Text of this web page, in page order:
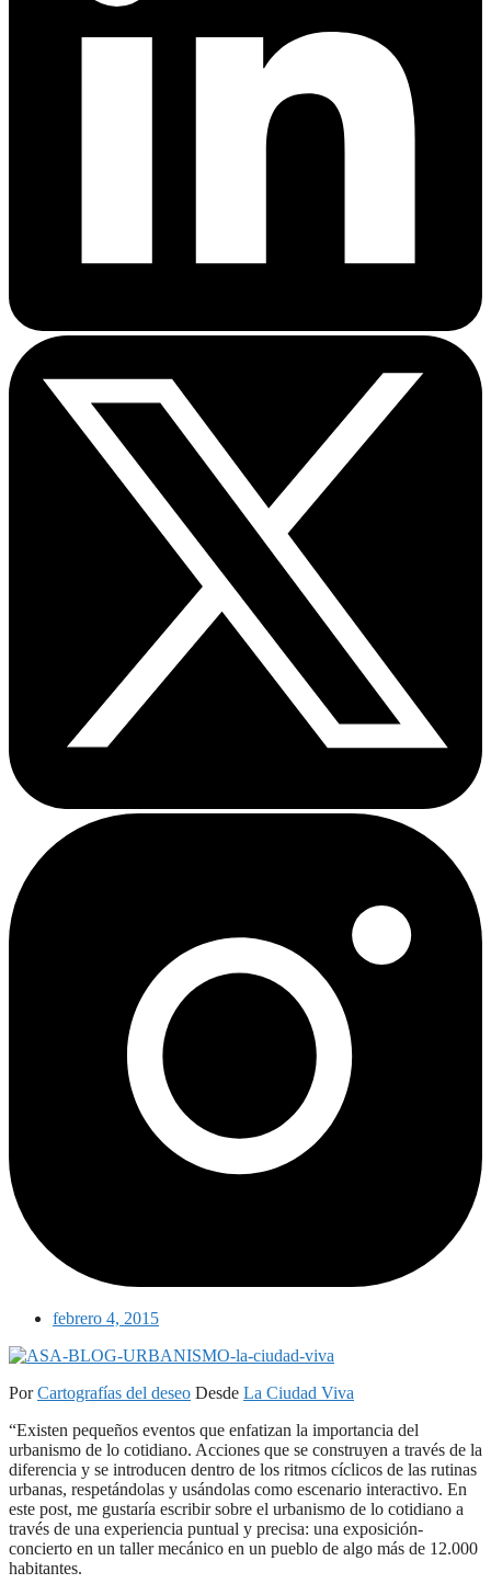
febrero 4, 2015
PorCartografías del deseo Desde La Ciudad Viva
“Existen pequeños eventos que enfatizan la importancia del
urbanismo de lo cotidiano. Acciones que se construyen a través de la
diferencia y se introducen dentro de los ritmos cíclicos de las rutinas
urbanas, respetándolas y usándolas como escenario interactivo. En
este post, me gustaría escribir sobre el urbanismo de lo cotidiano a
través de una experiencia puntual y precisa: una exposición-
concierto en un taller mecánico en un pueblo de algo más de 12.000
habitantes.